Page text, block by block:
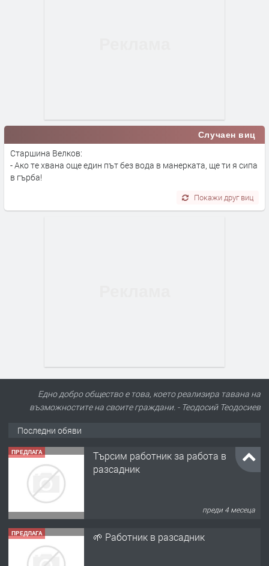
Случаен виц
Старшина Велков:
- Ако те хвана още един път без вода в манерката, ще ти я сипа
в гърба!
Покажи друг виц
Едно добро общество е това, което реализира тавана на
възможностите на своите граждани. - Теодосий Теодосиев
Последни обяви
ПРЕДЛАГА 🌱 Работник в разсадник
преди 4 месеца
ПРЕДЛАГА Търсим работничка